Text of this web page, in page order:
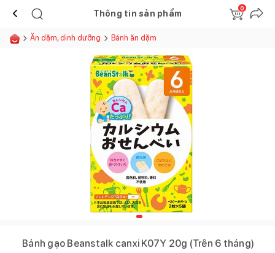
Thông tin sản phẩm
0
Ăn dặm, dinh dưỡng Bánh ăn dặm
Bánh gạo Beanstalk canxi K07Y 20g (Trên 6 tháng)